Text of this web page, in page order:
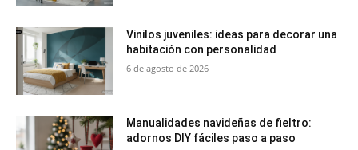
Vinilos juveniles: ideas para decorar una
habitación con personalidad
6 de agosto de 2026
Manualidades navideñas de fieltro:
adornos DIY fáciles paso a paso